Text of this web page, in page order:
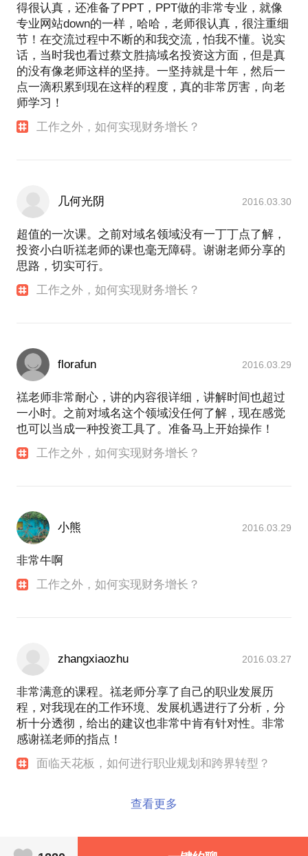
得很认真，还准备了PPT，PPT做的非常专业，就像
专业网站down的一样，哈哈，老师很认真，很注重细
节！在交流过程中不断的和我交流，怕我不懂。说实
话，当时我也看过蔡文胜搞域名投资这方面，但是真
的没有像老师这样的坚持。一坚持就是十年，然后一
点一滴积累到现在这样的程度，真的非常厉害，向老
师学习！
工作之外，如何实现财务增长？
几何光阴 2016.03.30
超值的一次课。之前对域名领域没有一丁丁点了解，
投资小白听禚老师的课也毫无障碍。谢谢老师分享的
思路，切实可行。
工作之外，如何实现财务增长？
florafun 2016.03.29
禚老师非常耐心，讲的内容很详细，讲解时间也超过
一小时。之前对域名这个领域没任何了解，现在感觉
也可以当成一种投资工具了。准备马上开始操作！
工作之外，如何实现财务增长？
小熊 2016.03.29
非常牛啊
工作之外，如何实现财务增长？
zhangxiaozhu 2016.03.27
非常满意的课程。禚老师分享了自己的职业发展历
程，对我现在的工作环境、发展机遇进行了分析，分
析十分透彻，给出的建议也非常中肯有针对性。非常
感谢禚老师的指点！
面临天花板，如何进行职业规划和跨界转型？
查看更多